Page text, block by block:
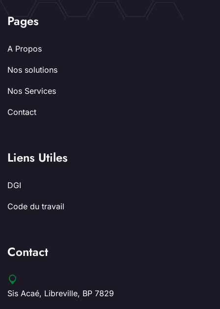
Pages
A Propos
Nos solutions
Nos Services
Contact
Liens Utiles
DGI
Code du travail
Contact
Sis Acaé, Libreville, BP 7829